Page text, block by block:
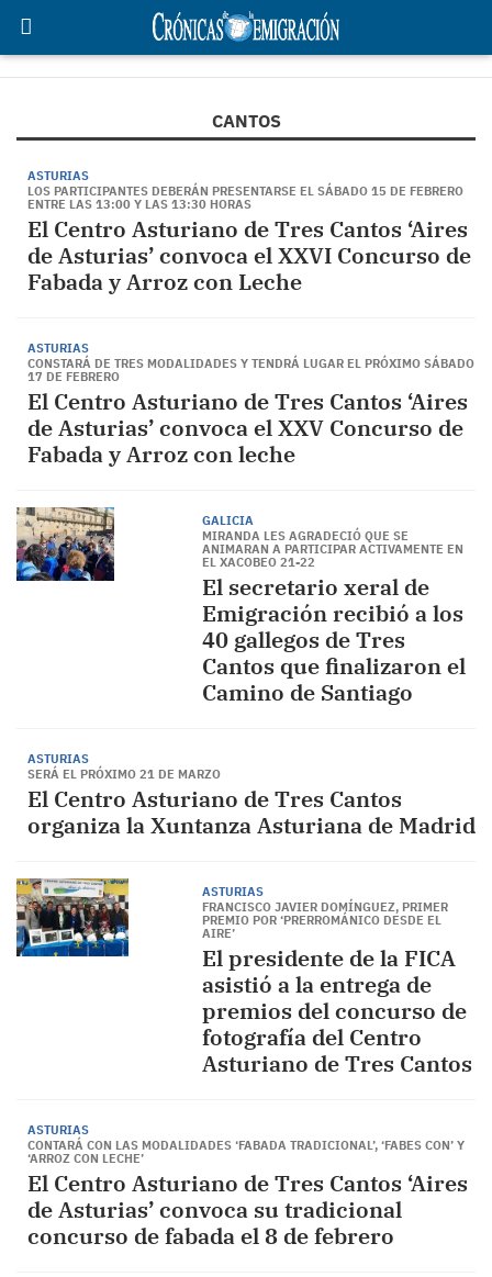
CANTOS
ASTURIAS
LOS PARTICIPANTES DEBERÁN PRESENTARSE EL SÁBADO 15 DE FEBRERO
ENTRE LAS 13:00 Y LAS 13:30 HORAS
El Centro Asturiano de Tres Cantos ‘Aires
de Asturias’ convoca el XXVI Concurso de
Fabada y Arroz con Leche
ASTURIAS
CONSTARÁ DE TRES MODALIDADES Y TENDRÁ LUGAR EL PRÓXIMO SÁBADO
17 DE FEBRERO
El Centro Asturiano de Tres Cantos ‘Aires
de Asturias’ convoca el XXV Concurso de
Fabada y Arroz con leche
GALICIA
MIRANDA LES AGRADECIÓ QUE SE
ANIMARAN A PARTICIPAR ACTIVAMENTE EN
EL XACOBEO 21-22
El secretario xeral de
Emigración recibió a los
40 gallegos de Tres
Cantos que finalizaron el
Camino de Santiago
ASTURIAS
SERÁ EL PRÓXIMO 21 DE MARZO
El Centro Asturiano de Tres Cantos
organiza la Xuntanza Asturiana de Madrid
ASTURIAS
FRANCISCO JAVIER DOMÍNGUEZ, PRIMER
PREMIO POR ‘PRERROMÁNICO DESDE EL
AIRE’
El presidente de la FICA
asistió a la entrega de
premios del concurso de
fotografía del Centro
Asturiano de Tres Cantos
ASTURIAS
CONTARÁ CON LAS MODALIDADES ‘FABADA TRADICIONAL’, ‘FABES CON’ Y
‘ARROZ CON LECHE’
El Centro Asturiano de Tres Cantos ‘Aires
de Asturias’ convoca su tradicional
concurso de fabada el 8 de febrero